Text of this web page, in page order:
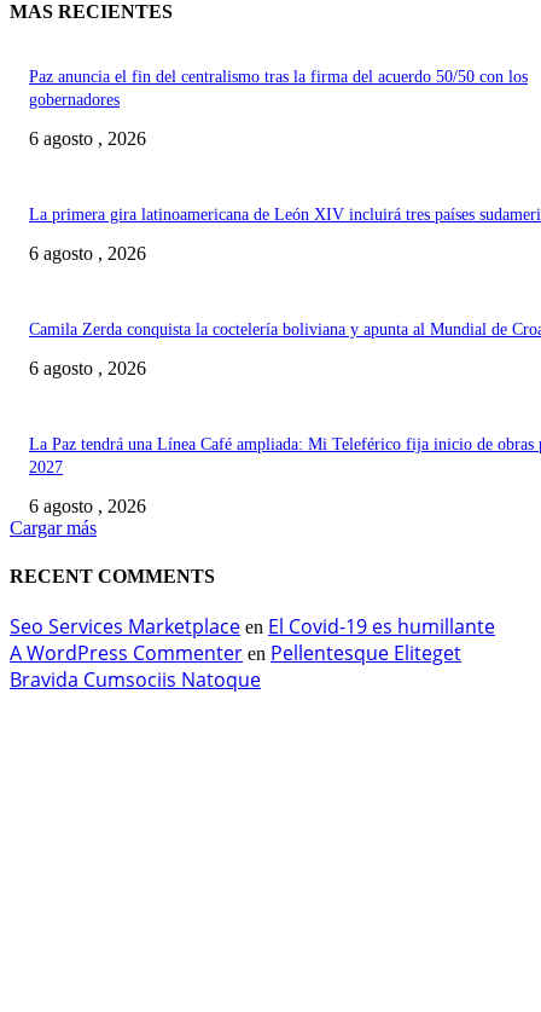
MAS RECIENTES
Paz anuncia el fin del centralismo tras la firma del acuerdo 50/50 con los
gobernadores
6 agosto , 2026
La primera gira latinoamericana de León XIV incluirá tres países
6 agosto , 2026
Camila Zerda conquista la coctelería boliviana y apunta al Mundial de
6 agosto , 2026
La Paz tendrá una Línea Café ampliada: Mi Teleférico fija inicio de obras
2027
6 agosto , 2026
Cargar más
RECENT COMMENTS
Seo Services Marketplace en El Covid-19 es humillante
A WordPress Commenter en Pellentesque Eliteget
Bravida Cumsociis Natoque